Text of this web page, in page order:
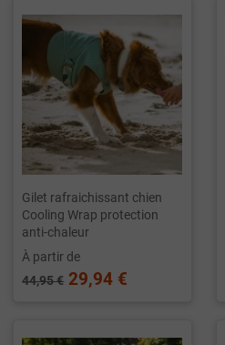
Gilet rafraichissant chien
Cooling Wrap protection
anti-chaleur
À partir de
44,95 € 29,94 €